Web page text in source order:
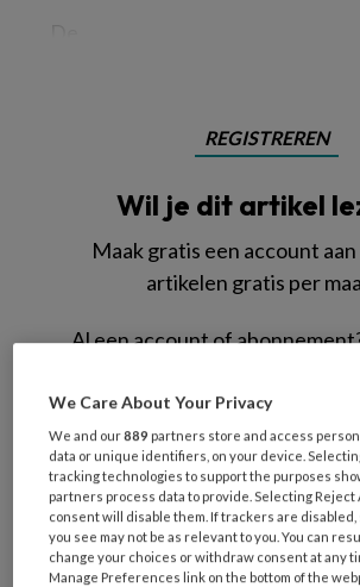
REGISTREREN
Wil je dit artikel
Maak gratis een account aan
artikelen gratis per
Al een account of
Wat
is
je
e-
mailadres?
* *
Kies
je
wachtwoord* *
We Care About Your Privacy
We and our889 partners store and access
data or unique identifiers, on your device.
tracking technologies to support the purposes
partners process data to provide. Selecting
consent will disable them. If trackers are disabled,
you see may not be as relevant to you. You can
change your choices or withdraw consent at any
Manage Preferences link on the bottom of the